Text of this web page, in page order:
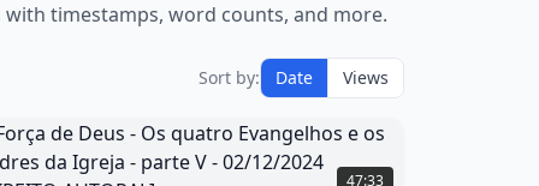
with timestamps, word counts, and more.
Sort by: Date Views
Força
47:33